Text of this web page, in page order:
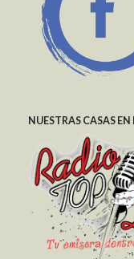
NUESTRAS CASAS